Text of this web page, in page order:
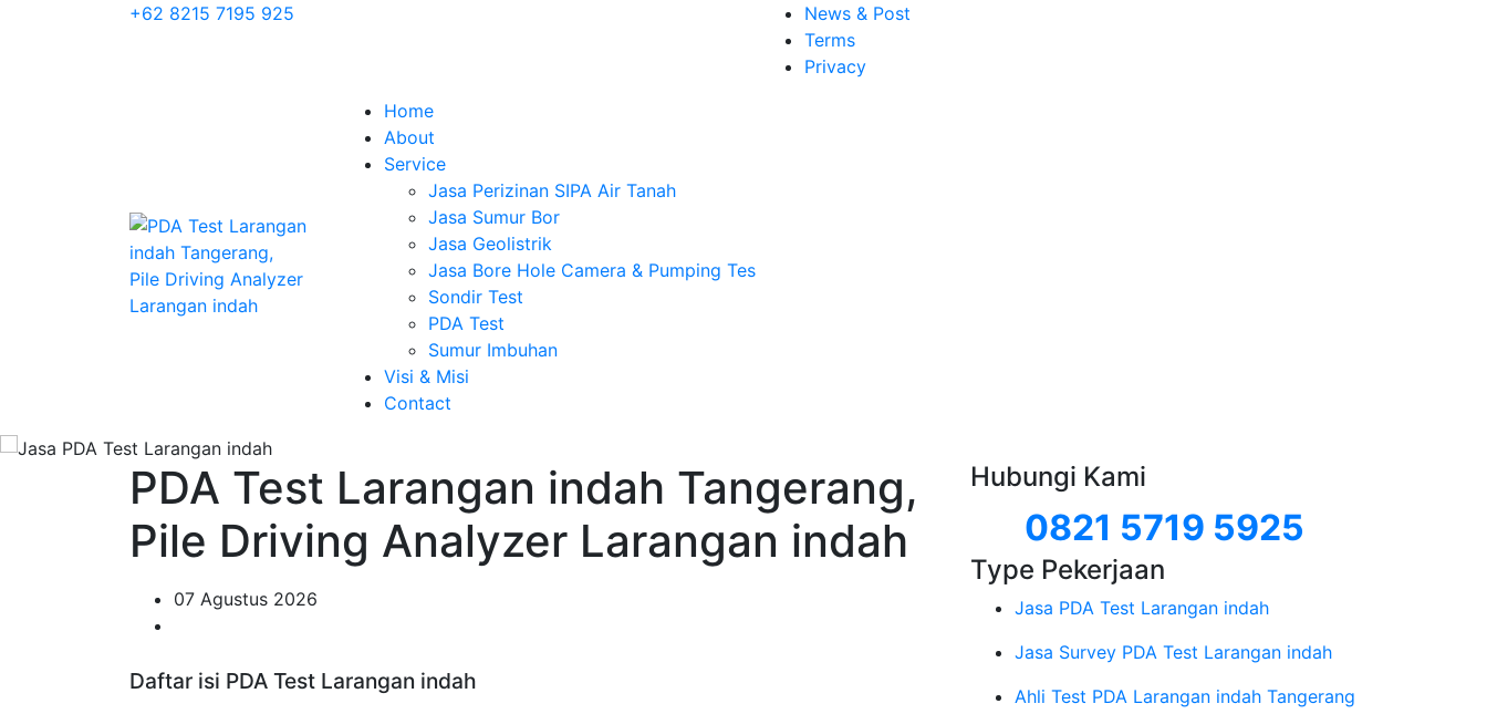
+62 8215 7195 925
News & Post
Terms
Privacy
Home
About
Service
Jasa Perizinan SIPA Air Tanah
Jasa Sumur Bor
Jasa Geolistrik
Jasa Bore Hole Camera & Pumping Tes
Sondir Test
PDA Test
Sumur Imbuhan
Visi & Misi
Contact
PDA Test Larangan indah Tangerang,
Pile Driving Analyzer Larangan indah
07 Agustus 2026
Daftar isi PDA Test Larangan indah
Hubungi Kami
0821 5719 5925
Type Pekerjaan
Jasa PDA Test Larangan indah
Jasa Survey PDA Test Larangan indah
Ahli Test PDA Larangan indah Tangerang